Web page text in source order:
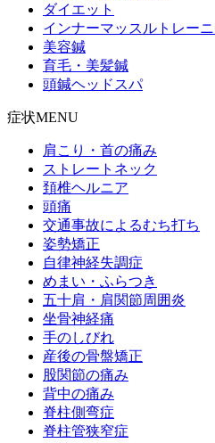
ダイエット
インナーマッスルトレー
美容鍼
育毛・美髪鍼
頭鍼ヘッドスパ
症状MENU
肩こり・首の痛み
ストレートネック
頚椎ヘルニア
頭痛
交通事故によるむち打ち
姿勢矯正
自律神経失調症
めまい・ふらつき
五十肩・肩関節周囲炎
坐骨神経痛
手のしびれ
産後の骨盤矯正
股関節の痛み
背中の痛み
脊柱側弯症
脊柱管狭窄症